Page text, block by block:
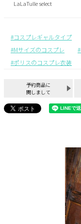
LaLaTulle select
コスプレギャルタイプ
Mサイズのコスプレ
ポリスのコスプレ衣装
予約商品に
関しまして